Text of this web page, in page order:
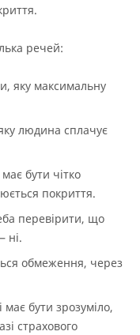
речей:
яку максимальну
людина сплачує
бути чітко
покриття.
перевірити, що
ні.
обмеження, через
бути зрозуміло,
страхового